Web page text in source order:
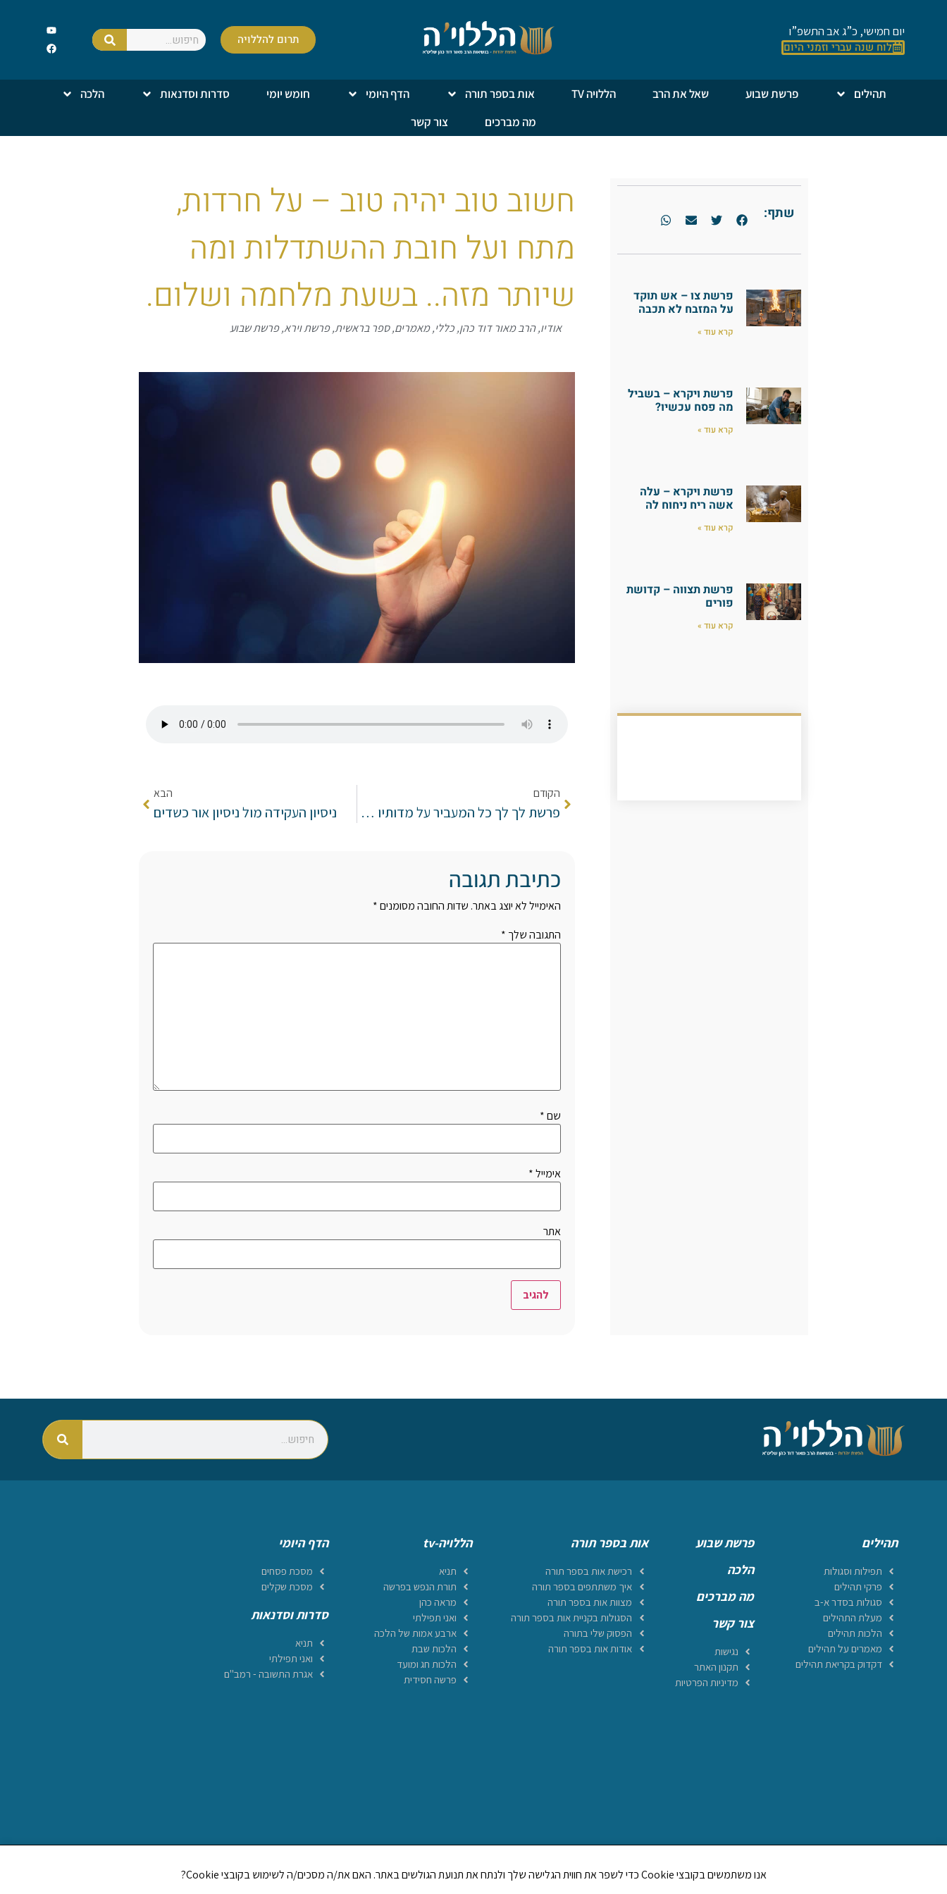
יום חמישי, כ”ג אב התשפ”ו
לוח שנה עברי וזמני היום
תרום להללויה
תהילים פרשת שבוע שאל את הרב הללויה TV אות בספר תורה הדף היומי חומש יומי סדרות וסדנאות
הלכה
מה מברכים
צור קשר
שתף:
פרשת צו – אש תוקד
על המזבח לא תכבה
קרא עוד »
פרשת ויקרא – בשביל
מה פסח עכשיו?
קרא עוד »
פרשת ויקרא – עלה
אשה ריח ניחוח לה
קרא עוד »
פרשת תצווה – קדושת
פורים
קרא עוד »
חשוב טוב יהיה טוב – על חרדות,
מתח ועל חובת ההשתדלות ומה
שיותר מזה.. בשעת מלחמה ושלום.
אודיו,הרב מאור דוד כהן,כללי,מאמרים,ספר בראשית,פרשת וירא,פרשת שבוע
הקודם
פרשת לך לך כל המעביר על מדותיו מעבירין לו על כל פשעיו.
הבא
ניסיון העקידה מול ניסיון אור כשדים
כתיבת תגובה
האימייל לא יוצג באתר. שדות החובה מסומנים*
התגובה שלך *
שם*
אימייל*
אתר
תהילים
תפילות וסגולות
פרקי תהילים
סגולות בסדר א-ב
מעלת התהילים
הלכות תהילים
מאמרים על תהילים
דקדוק בקריאת תהילים
פרשת שבוע
הלכה
מה מברכים
צור קשר
נגישות
תקנון האתר
מדיניות הפרטיות
אות בספר תורה
רכישת אות בספר תורה
איך משתתפים בספר תורה
מצוות אות בספר תורה
הסגולות בקניית אות בספר תורה
הפסוק שלי בתורה
אודות אות בספר תורה
הללויה-tv
תניא
תורת הנפש בפרשה
מראה כהן
ואני תפילתי
ארבע אמות של הלכה
הלכות שבת
הלכות חג ומועד
פרשה חסידית
הדף היומי
מסכת פסחים
מסכת שקלים
סדרות וסדנאות
תניא
ואני תפילתי
אגרת התשובה - רמב"ם
אנו משתמשים בקובצי Cookie כדי לשפר את חווית הגלישה שלך ולנתח את תנועת הגולשים באתר. האם את/ה מסכים/ה לשימוש בקובצי Cookie?